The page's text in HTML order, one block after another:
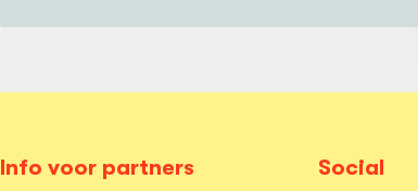
Info voor partners Social